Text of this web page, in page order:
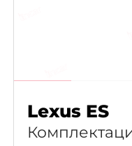
Lexus ES